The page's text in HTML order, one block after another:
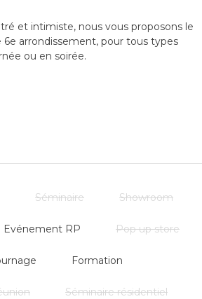
et intimiste, nous vous proposons le
arrondissement, pour tous types
ou en soirée.
vous assure une totale convivialité et
Situés en plein centre de Paris, au
nous pouvons aménager votre
Séminaire Showroom
Evénement RP Pop up store
Formation
Séminaire résidentiel